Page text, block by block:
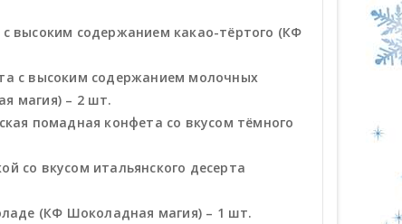
высоким содержанием какао-тёртого (КФ
с высоким содержанием молочных
магия) – 2 шт.
помадная конфета со вкусом тёмного
со вкусом итальянского десерта
(КФ Шоколадная магия) – 1 шт.